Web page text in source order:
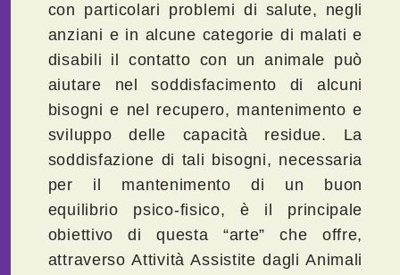
con particolari problemi di salute, negli
anziani e in alcune categorie di malati e
disabili il contatto con un animale può
aiutare nel soddisfacimento di alcuni
bisogni e nel recupero, mantenimento e
sviluppo delle capacità residue. La
soddisfazione di tali bisogni, necessaria
per il mantenimento di un buon
equilibrio psico-fisico, è il principale
obiettivo di questa “arte” che offre,
attraverso Attività Assistite dagli Animali